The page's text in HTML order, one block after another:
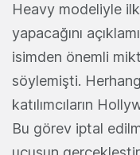
Heavy modeliyle
yapacağını
isimden önemli
söylemişti.
katılımcıların
Bu görev iptal